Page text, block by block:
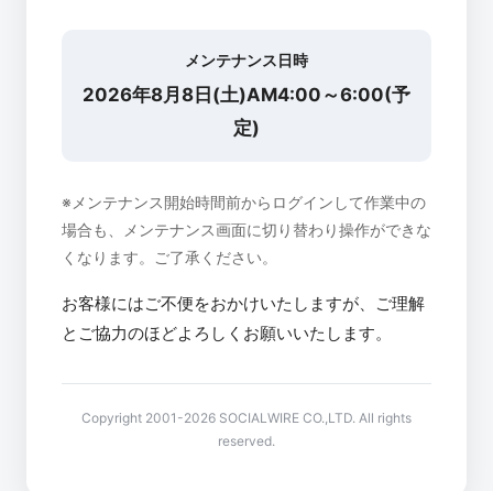
メンテナンス日時
2026年8月8日(土)AM4:00～6:00(予
定)
※メンテナンス開始時間前からログインして作業中の
場合も、メンテナンス画面に切り替わり操作ができな
くなります。ご了承ください。
お客様にはご不便をおかけいたしますが、ご理解
とご協力のほどよろしくお願いいたします。
Copyright 2001-2026 SOCIALWIRE CO.,LTD. All rights
reserved.